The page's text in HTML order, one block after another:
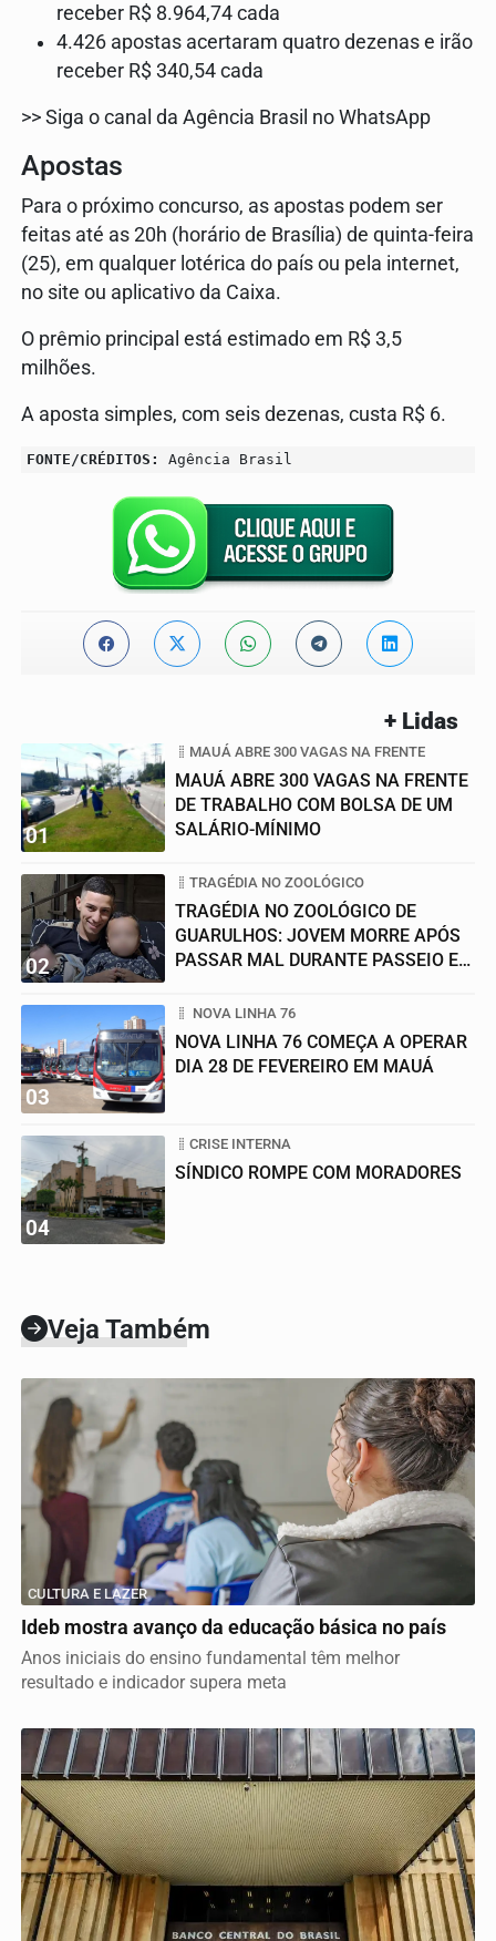
receber R$ 8.964,74 cada
4.426 apostas acertaram quatro dezenas e irão
receber R$ 340,54 cada
>> Siga o canal da Agência Brasil no WhatsApp
Apostas
Para o próximo concurso, as apostas podem ser
feitas até as 20h (horário de Brasília) de quinta-feira
(25), em qualquer lotérica do país ou pela internet,
no site ou aplicativo da Caixa.
O prêmio principal está estimado em R$ 3,5
milhões.
A aposta simples, com seis dezenas, custa R$ 6.
FONTE/CRÉDITOS: Agência Brasil
+ Lidas
01
MAUÁ ABRE 300 VAGAS NA FRENTE
MAUÁ ABRE 300 VAGAS NA FRENTE
DE TRABALHO COM BOLSA DE UM
SALÁRIO-MÍNIMO
02
TRAGÉDIA NO ZOOLÓGICO
TRAGÉDIA NO ZOOLÓGICO DE
GUARULHOS: JOVEM MORRE APÓS
PASSAR MAL DURANTE PASSEIO EM
03
NOVA LINHA 76
NOVA LINHA 76 COMEÇA A OPERAR
DIA 28 DE FEVEREIRO EM MAUÁ
04
CRISE INTERNA
SÍNDICO ROMPE COM MORADORES
Veja Também
CULTURA E LAZER
Ideb mostra avanço da educação básica no país
Anos iniciais do ensino fundamental têm melhor
resultado e indicador supera meta